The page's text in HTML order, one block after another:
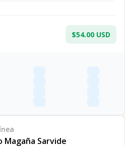
$54.00 USD
Sarvide